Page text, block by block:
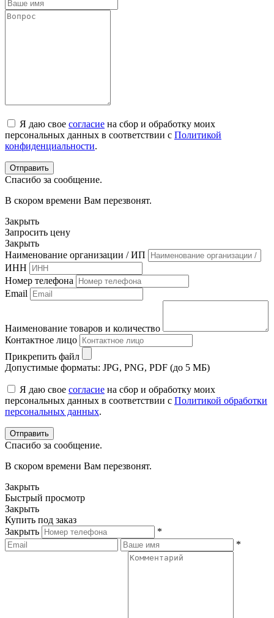
Я даю свое согласие на сбор и обработку моих
персональных данных в соответствии с Политикой
конфиденциальности.
Спасибо за сообщение.
В скором времени Вам перезвонят.
Закрыть
Запросить цену
Закрыть
Наименование организации / ИП
ИНН
Номер телефона
Email
Наименование товаров и количество
Контактное лицо
Прикрепить файл
Допустимые форматы: JPG, PNG, PDF (до 5 МБ)
Я даю свое согласие на сбор и обработку моих
персональных данных в соответствии с Политикой обработки
персональных данных.
Спасибо за сообщение.
В скором времени Вам перезвонят.
Закрыть
Быстрый просмотр
Закрыть
Купить под заказ
Закрыть
*
*